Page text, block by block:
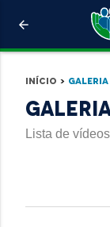
arrow_back
Início > Galeria
Lista de